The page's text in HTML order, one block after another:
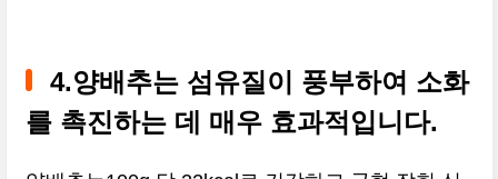
4.양배추는 섬유질이 풍부하여 소화
를 촉진하는 데 매우 효과적입니다.